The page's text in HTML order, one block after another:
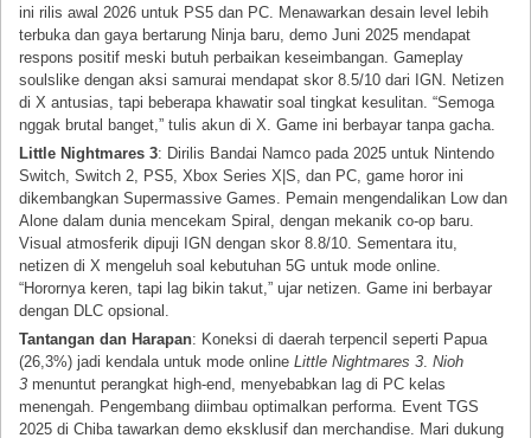
ini rilis awal 2026 untuk PS5 dan PC. Menawarkan desain level lebih
terbuka dan gaya bertarung Ninja baru, demo Juni 2025 mendapat
respons positif meski butuh perbaikan keseimbangan. Gameplay
soulslike dengan aksi samurai mendapat skor 8.5/10 dari IGN. Netizen
di X antusias, tapi beberapa khawatir soal tingkat kesulitan. “Semoga
nggak brutal banget,” tulis akun di X. Game ini berbayar tanpa gacha.
Little Nightmares 3: Dirilis Bandai Namco pada 2025 untuk Nintendo
Switch, Switch 2, PS5, Xbox Series X|S, dan PC, game horor ini
dikembangkan Supermassive Games. Pemain mengendalikan Low dan
Alone dalam dunia mencekam Spiral, dengan mekanik co-op baru.
Visual atmosferik dipuji IGN dengan skor 8.8/10. Sementara itu,
netizen di X mengeluh soal kebutuhan 5G untuk mode online.
“Horornya keren, tapi lag bikin takut,” ujar netizen. Game ini berbayar
dengan DLC opsional.
Tantangan dan Harapan: Koneksi di daerah terpencil seperti Papua
(26,3%) jadi kendala untuk mode onlineLittle Nightmares 3 .Nioh
3 menuntut perangkat high-end, menyebabkan lag di PC kelas
menengah. Pengembang diimbau optimalkan performa. Event TGS
2025 di Chiba tawarkan demo eksklusif dan merchandise. Mari dukung